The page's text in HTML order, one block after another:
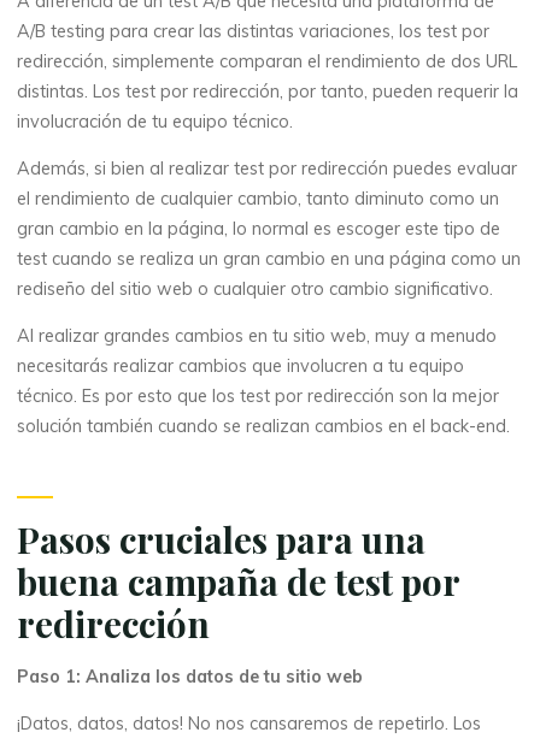
A/B testing para crear las distintas variaciones, los test por
redirección, simplemente comparan el rendimiento de dos URL
distintas. Los test por redirección, por tanto, pueden requerir la
involucración de tu equipo técnico.
Además, si bien al realizar test por redirección puedes evaluar
el rendimiento de cualquier cambio, tanto diminuto como un
gran cambio en la página, lo normal es escoger este tipo de
test cuando se realiza un gran cambio en una página como un
rediseño del sitio web o cualquier otro cambio significativo.
Al realizar grandes cambios en tu sitio web, muy a menudo
necesitarás realizar cambios que involucren a tu equipo
técnico. Es por esto que los test por redirección son la mejor
solución también cuando se realizan cambios en el back-end.
Pasos cruciales para una
buena campaña de test por
redirección
Paso 1: Analiza los datos de tu sitio web
¡Datos, datos, datos! No nos cansaremos de repetirlo. Los